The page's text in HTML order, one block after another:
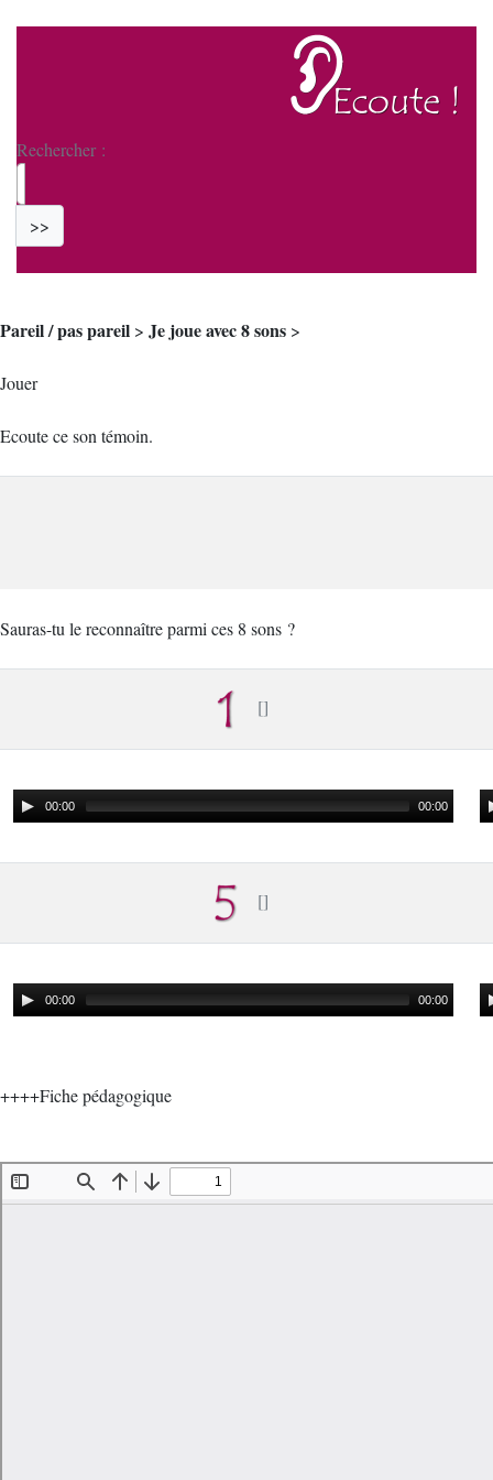
Rechercher :
>>
Pareil / pas pareil > Je joue avec 8 sons >
Jouer
Ecoute ce son témoin.
Sauras-tu le reconnaître parmi ces 8 sons ?
00:00 00:00
00:00 00:00
++++Fiche pédagogique